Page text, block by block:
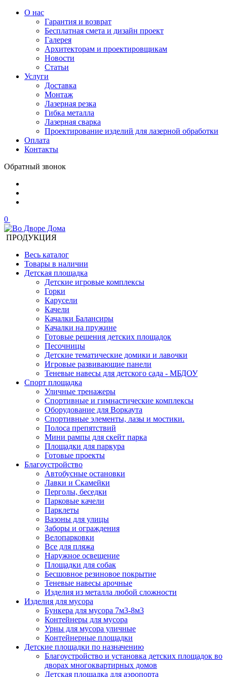
О нас
Гарантия и возврат
Бесплатная смета и дизайн проект
Галерея
Архитекторам и проектировщикам
Новости
Статьи
Услуги
Доставка
Монтаж
Лазерная резка
Гибка металла
Лазерная сварка
Проектирование изделий для лазерной обработки
Оплата
Контакты
Обратный звонок
0
ПРОДУКЦИЯ
Весь каталог
Товары в наличии
Детская площадка
Детские игровые комплексы
Горки
Карусели
Качели
Качалки Балансиры
Качалки на пружине
Готовые решения детских площадок
Песочницы
Детские тематические домики и лавочки
Игровые развивающие панели
Теневые навесы для детского сада - МБДОУ
Спорт площадка
Уличные тренажеры
Спортивные и гимнастические комплексы
Оборудование для Воркаута
Спортивные элементы, лазы и мостики.
Полоса препятствий
Мини рампы для скейт парка
Площадки для паркура
Готовые проекты
Благоустройство
Автобусные остановки
Лавки и Скамейки
Перголы, беседки
Парковые качели
Парклеты
Вазоны для улицы
Заборы и ограждения
Велопарковки
Все для пляжа
Наружное освещение
Площадки для собак
Бесшовное резиновое покрытие
Теневые навесы арочные
Изделия из металла любой сложности
Изделия для мусора
Бункера для мусора 7м3-8м3
Контейнеры для мусора
Урны для мусора уличные
Контейнерные площадки
Детские площадки по назначению
Благоустройство и установка детских площадок во
дворах многоквартирных домов
Детская площадка для аэропорта